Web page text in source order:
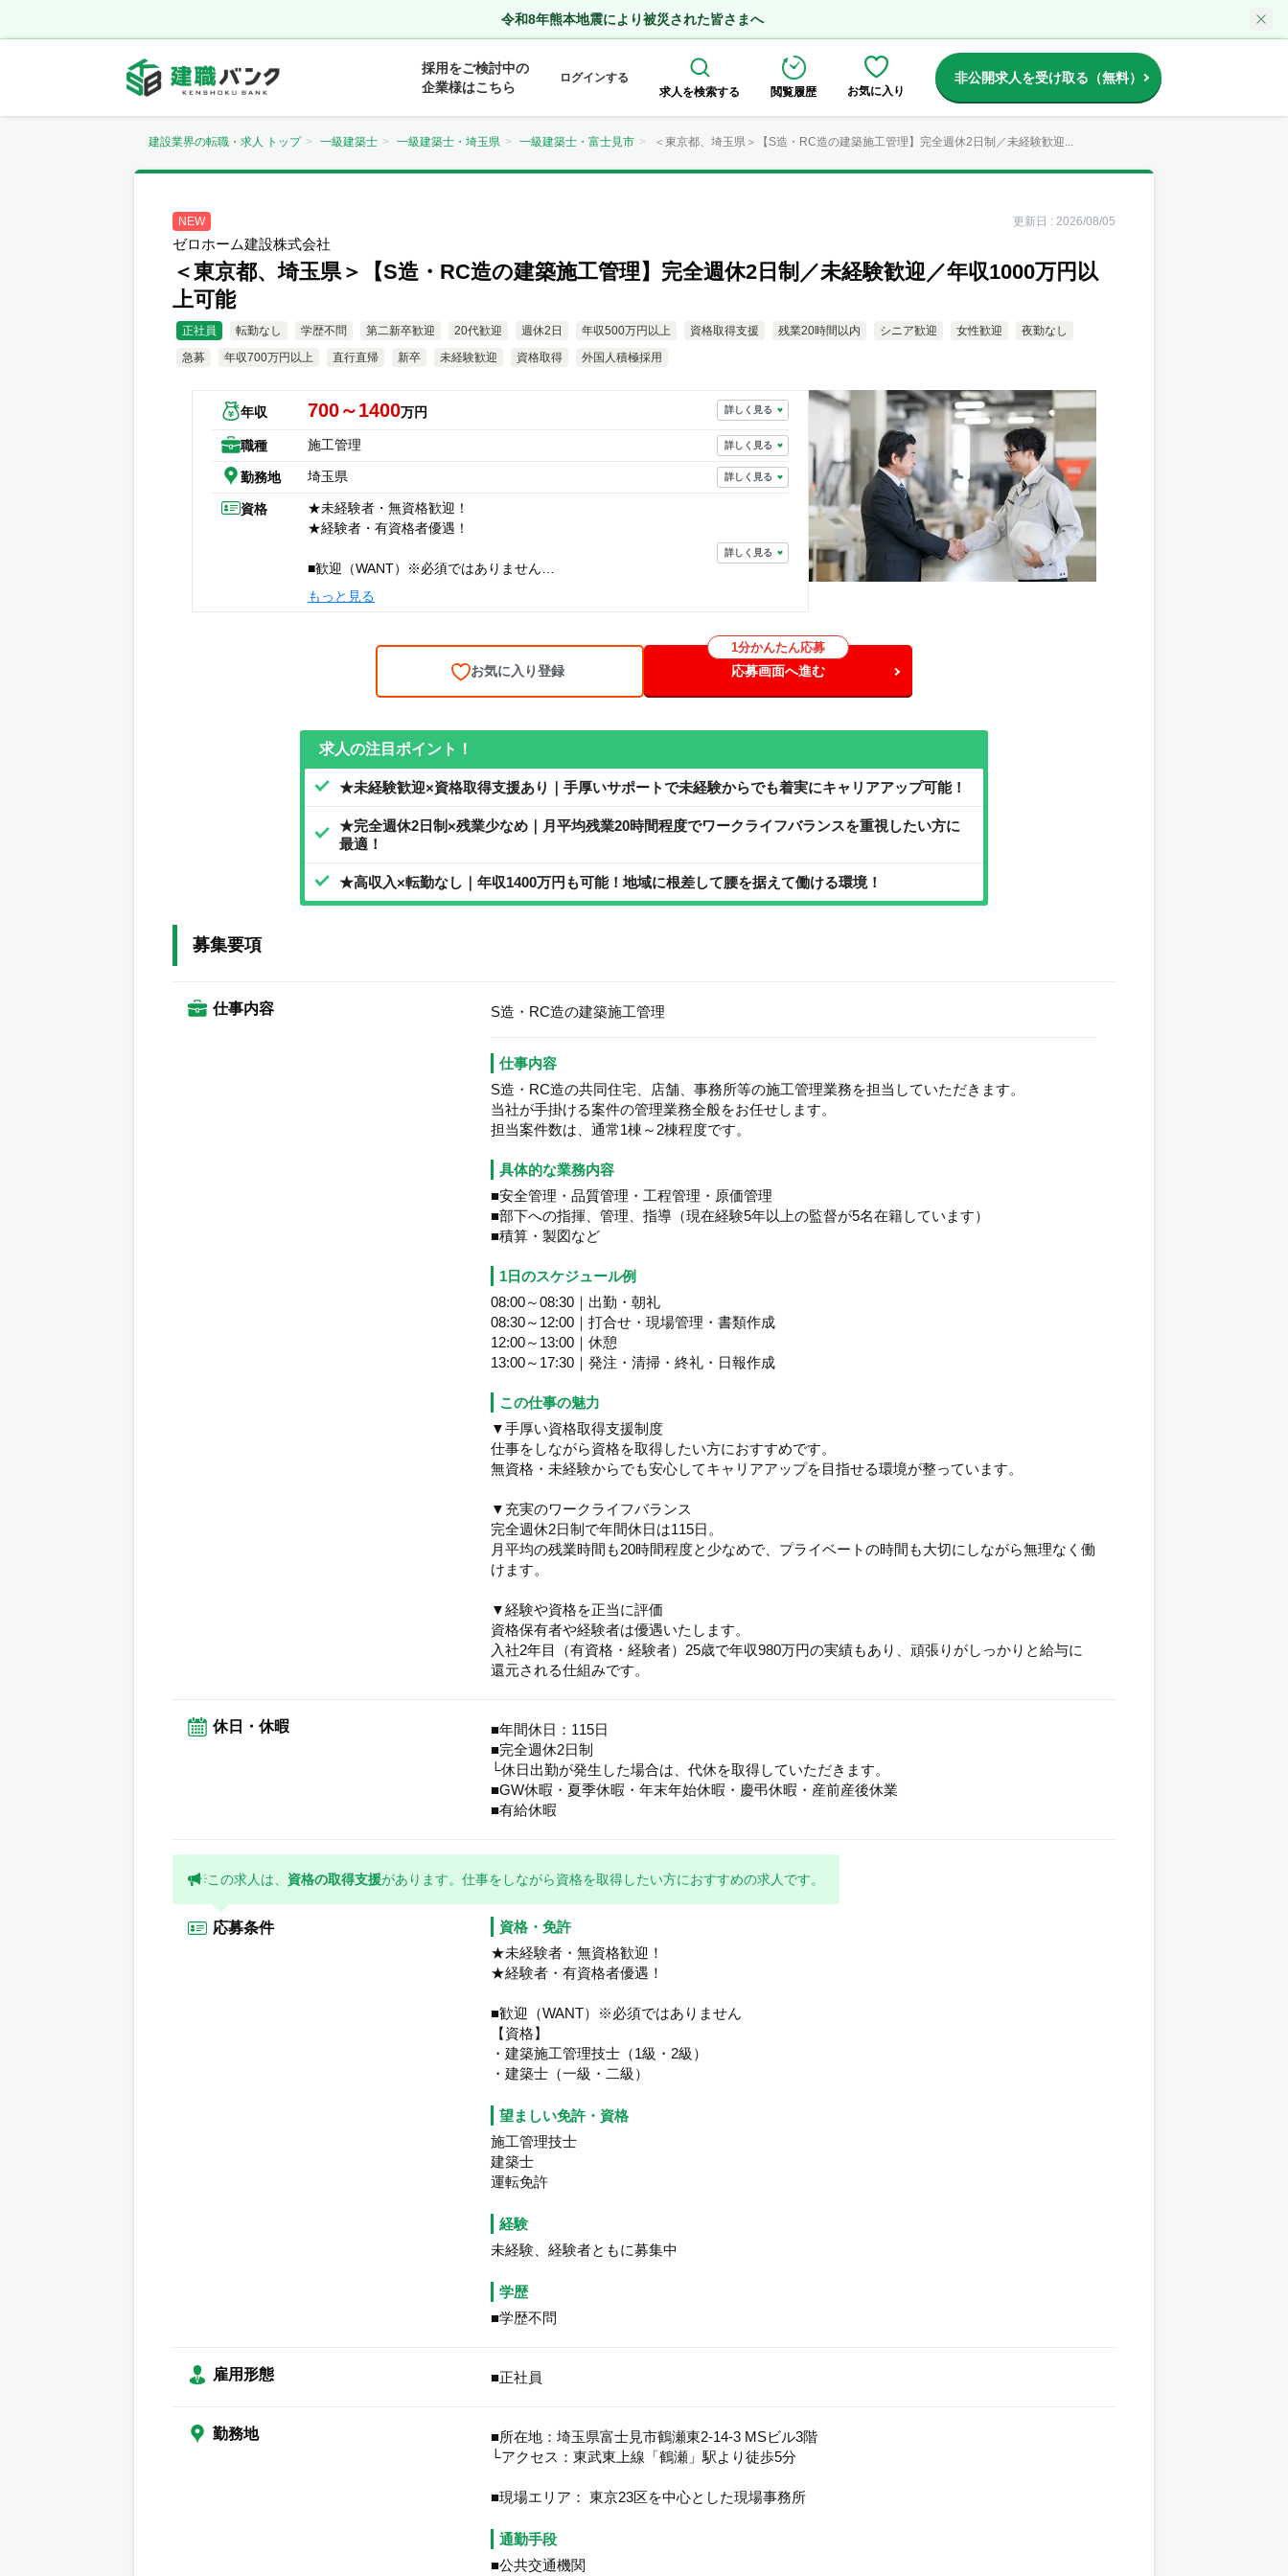
令和8年熊本地震により被災された皆さまへ
採用をご検討中の
企業様はこちら
ログインする
求人を検索する
閲覧履歴 お気に入り
非公開求人を受け取る（無料）
建設業界の転職・求人 トップ 一級建築士 一級建築士・埼玉県 一級建築士・富士見市 ＜東京都、埼玉県＞【S造・RC造の建築施工管理】完全週休2日制／未経験歓迎...
NEW 更新日 : 2026/08/05
ゼロホーム建設株式会社
＜東京都、埼玉県＞【S造・RC造の建築施工管理】完全週休2日制／未経験歓迎／年収1000万円以
上可能
正社員 転勤なし 学歴不問 第二新卒歓迎 20代歓迎 週休2日 年収500万円以上 資格取得支援 残業20時間以内 シニア歓迎 女性歓迎
夜勤なし
急募
年収700万円以上 直行直帰 新卒 未経験歓迎 資格取得 外国人積極採用
年収 700～1400万円 詳しく見る
職種 施工管理 詳しく見る
勤務地 埼玉県 詳しく見る
資格
★未経験者・無資格歓迎！
★経験者・有資格者優遇！
■歓迎（WANT）※必須ではありません
【資格】
もっと見る
詳しく見る
お気に入り登録 応募画面へ進む
1分かんたん応募
求人の注目ポイント！
★未経験歓迎×資格取得支援あり｜手厚いサポートで未経験からでも着実にキャリアアップ可能！
★完全週休2日制×残業少なめ｜月平均残業20時間程度でワークライフバランスを重視したい方に
最適！
★高収入×転勤なし｜年収1400万円も可能！地域に根差して腰を据えて働ける環境！
募集要項
仕事内容 S造・RC造の建築施工管理
仕事内容
S造・RC造の共同住宅、店舗、事務所等の施工管理業務を担当していただきます。
当社が手掛ける案件の管理業務全般をお任せします。
担当案件数は、通常1棟～2棟程度です。
具体的な業務内容
■安全管理・品質管理・工程管理・原価管理
■部下への指揮、管理、指導（現在経験5年以上の監督が5名在籍しています）
■積算・製図など
1日のスケジュール例
08:00～08:30｜出勤・朝礼
08:30～12:00｜打合せ・現場管理・書類作成
12:00～13:00｜休憩
13:00～17:30｜発注・清掃・終礼・日報作成
この仕事の魅力
▼手厚い資格取得支援制度
仕事をしながら資格を取得したい方におすすめです。
無資格・未経験からでも安心してキャリアアップを目指せる環境が整っています。
▼充実のワークライフバランス
完全週休2日制で年間休日は115日。
月平均の残業時間も20時間程度と少なめで、プライベートの時間も大切にしながら無理なく働
けます。
▼経験や資格を正当に評価
資格保有者や経験者は優遇いたします。
入社2年目（有資格・経験者）25歳で年収980万円の実績もあり、頑張りがしっかりと給与に
還元される仕組みです。
休日・休暇
■年間休日：115日
■完全週休2日制
└休日出勤が発生した場合は、代休を取得していただきます。
■GW休暇・夏季休暇・年末年始休暇・慶弔休暇・産前産後休業
■有給休暇
この求人は、 資格の取得支援があります。仕事をしながら資格を取得したい方におすすめの求人です。
応募条件
資格・免許
★未経験者・無資格歓迎！
★経験者・有資格者優遇！
■歓迎（WANT）※必須ではありません
【資格】
・建築施工管理技士（1級・2級）
・建築士（一級・二級）
望ましい免許・資格
施工管理技士
建築士
運転免許
経験
未経験、経験者ともに募集中
学歴
■学歴不問
雇用形態 ■正社員
勤務地
■所在地：埼玉県富士見市鶴瀬東2-14-3 MSビル3階
└アクセス：東武東上線「鶴瀬」駅より徒歩5分
■現場エリア： 東京23区を中心とした現場事務所
通勤手段
■公共交通機関